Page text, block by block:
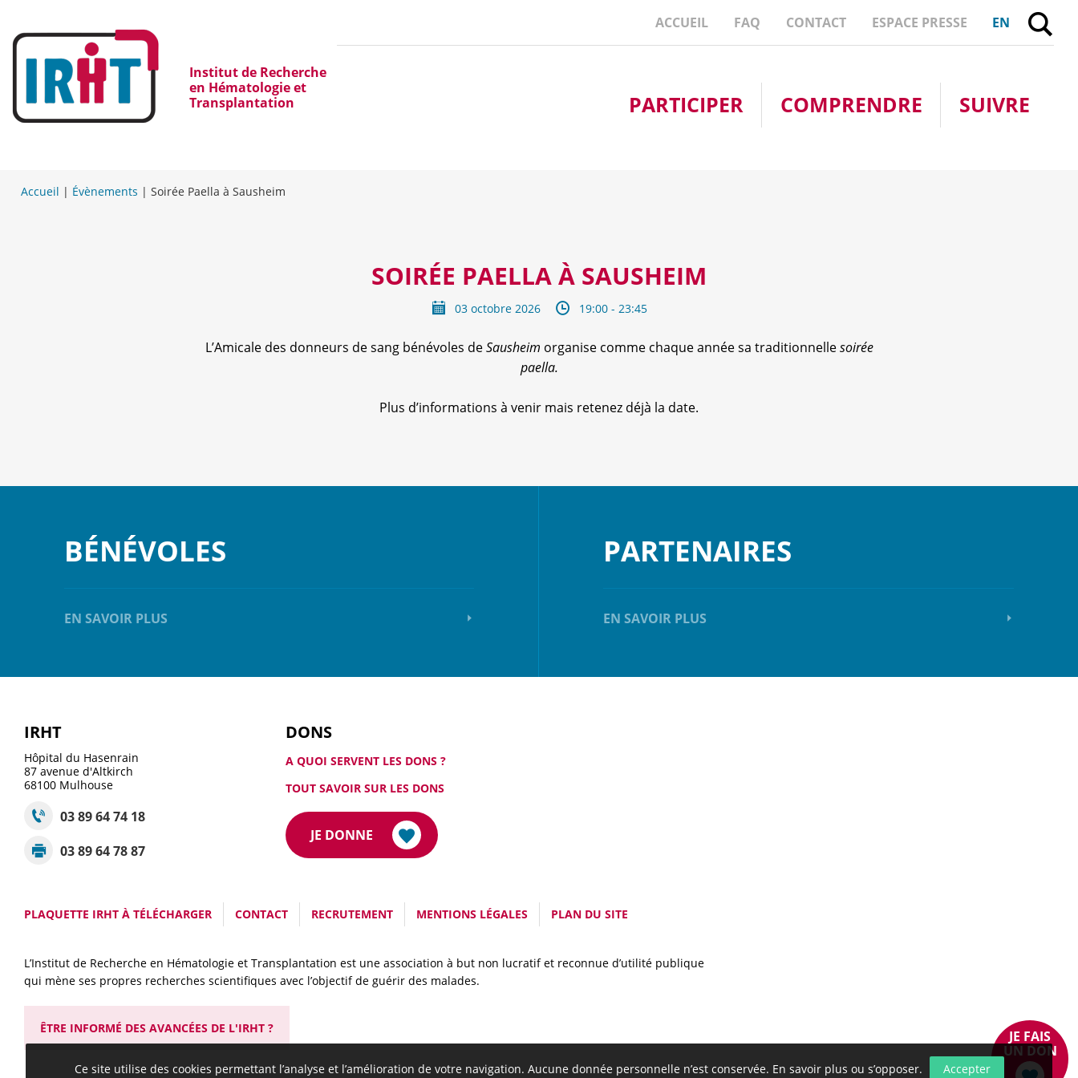
EN
ACCUEIL FAQ CONTACT ESPACE PRESSE
Institut de Recherche
en Hématologie et
Transplantation
JE FAIS
UN DON
PARTICIPER COMPRENDRE SUIVRE
Accueil | Évènements | Soirée Paella à Sausheim
SOIRÉE PAELLA À SAUSHEIM
03 octobre 2026 19:00 - 23:45
L’Amicale des donneurs de sang bénévoles deSausheim organise comme chaque année sa traditionnellesoirée
paella.
Plus d’informations à venir mais retenez déjà la date.
BÉNÉVOLES
EN SAVOIR PLUS
PARTENAIRES
EN SAVOIR PLUS
IRHT
Hôpital du Hasenrain
87 avenue d'Altkirch
68100 Mulhouse
03 89 64 74 18
03 89 64 78 87
DONS
A QUOI SERVENT LES DONS ?
TOUT SAVOIR SUR LES DONS
JE DONNE
PLAQUETTE IRHT À TÉLÉCHARGER CONTACT RECRUTEMENT MENTIONS LÉGALES PLAN DU SITE
L’Institut de Recherche en Hématologie et Transplantation est une association à but non lucratif et reconnue d’utilité publique
qui mène ses propres recherches scientifiques avec l’objectif de guérir des malades.
ÊTRE INFORMÉ DES AVANCÉES DE L'IRHT ?
Ce site utilise des cookies permettant l’analyse et l’amélioration de votre navigation. Aucune donnée personnelle n’est conservée. En savoir plus ou s’opposer. Accepter